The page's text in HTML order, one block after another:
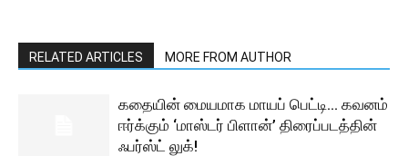
RELATED ARTICLES MORE FROM AUTHOR
கதையின் மையமாக மாயப் பெட்டி… கவனம்
ஈர்க்கும் ‘மாஸ்டர் பிளான்’ திரைப்படத்தின்
ஃபர்ஸ்ட் லுக்!